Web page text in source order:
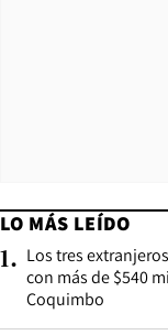
LO MÁS LEÍDO
1. Los tres
con más de $540
Coquimbo